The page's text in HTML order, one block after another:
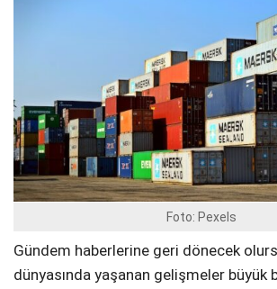
Foto: Pexels
Gündem haberlerine geri dönecek
dünyasında yaşanan gelişmeler büyük